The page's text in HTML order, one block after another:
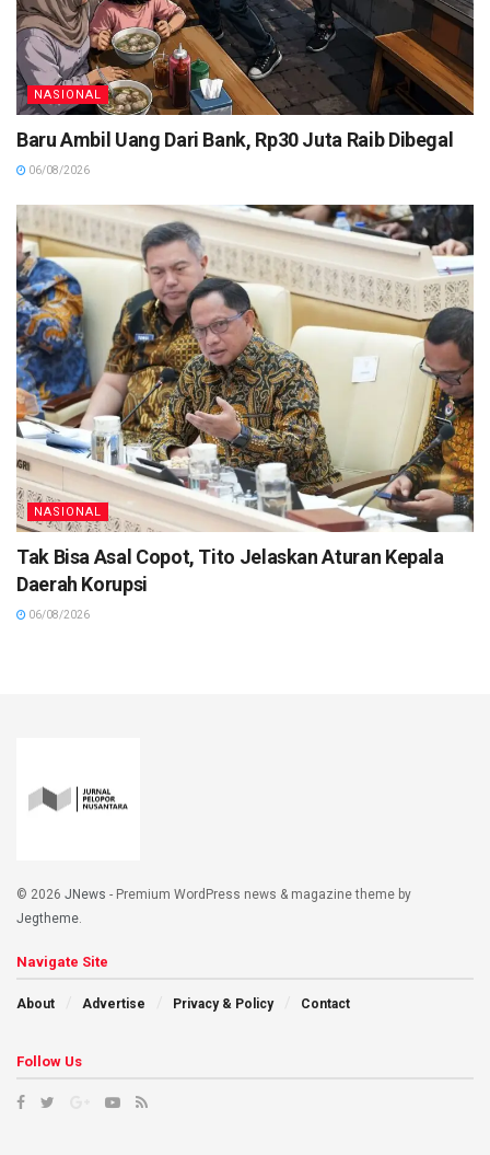
NASIONAL
Baru Ambil Uang Dari Bank, Rp30 Juta Raib Dibegal
06/08/2026
NASIONAL
Tak Bisa Asal Copot, Tito Jelaskan Aturan Kepala
Daerah Korupsi
06/08/2026
© 2026 JNews - Premium WordPress news & magazine theme by
Jegtheme.
Navigate Site
About Advertise Privacy & Policy Contact
Follow Us